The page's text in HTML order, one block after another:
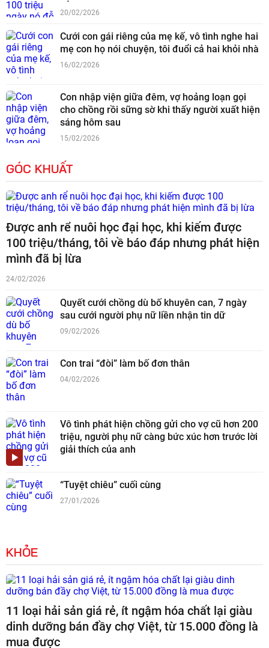
20/02/2026
Cưới con gái riêng của mẹ kế, vô tình nghe hai
mẹ con họ nói chuyện, tôi đuổi cả hai khỏi nhà
16/02/2026
Con nhập viện giữa đêm, vợ hoảng loạn gọi
cho chồng rồi sững sờ khi thấy người xuất hiện
sáng hôm sau
15/02/2026
GÓC KHUẤT
Được anh rể nuôi học đại học, khi kiếm được
100 triệu/tháng, tôi về báo đáp nhưng phát hiện
mình đã bị lừa
24/02/2026
Quyết cưới chồng dù bố khuyên can, 7 ngày
sau cưới người phụ nữ liền nhận tin dữ
09/02/2026
Con trai “đòi” làm bố đơn thân
04/02/2026
Vô tình phát hiện chồng gửi cho vợ cũ hơn 200
triệu, người phụ nữ càng bức xúc hơn trước lời
giải thích của anh
“Tuyệt chiêu” cuối cùng
27/01/2026
KHỎE
11 loại hải sản giá rẻ, ít ngậm hóa chất lại giàu
dinh dưỡng bán đầy chợ Việt, từ 15.000 đồng là
mua được